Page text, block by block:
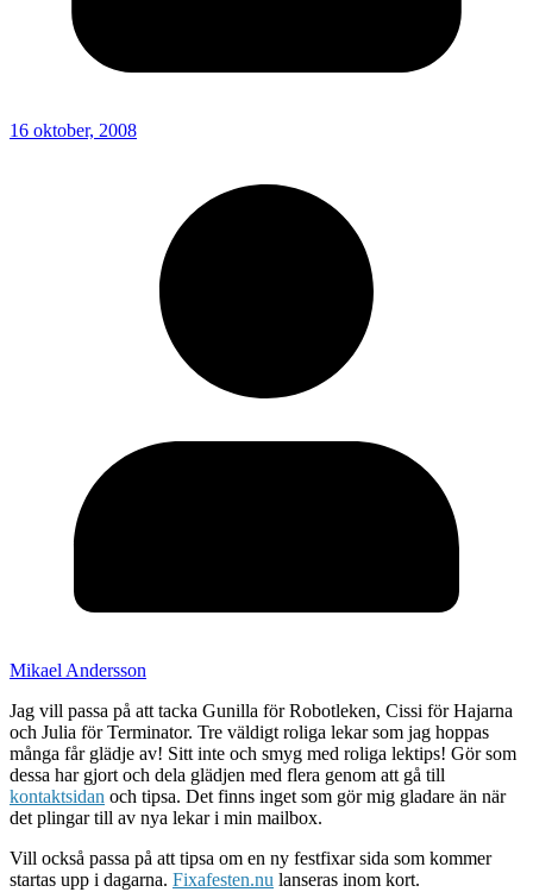
16 oktober, 2008
Mikael Andersson
Jag vill passa på att tacka Gunilla för Robotleken, Cissi för Hajarna
och Julia för Terminator. Tre väldigt roliga lekar som jag hoppas
många får glädje av! Sitt inte och smyg med roliga lektips! Gör som
dessa har gjort och dela glädjen med flera genom att gå till
kontaktsidan och tipsa. Det finns inget som gör mig gladare än när
det plingar till av nya lekar i min mailbox.
Vill också passa på att tipsa om en ny festfixar sida som kommer
startas upp i dagarna. Fixafesten.nu lanseras inom kort.